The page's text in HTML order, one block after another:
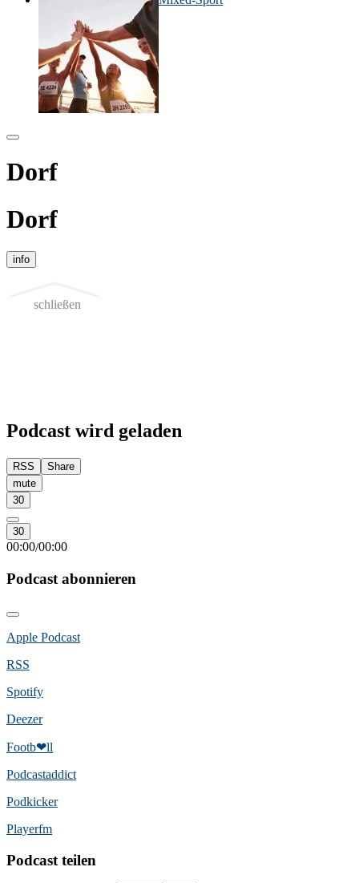
Dorf
Dorf
info
schließen
Podcast wird geladen
RSS
Share
mute
30
30
00:00/00:00
Podcast abonnieren
Apple Podcast
RSS
Spotify
Deezer
Footb❤ll
Podcast­addict
Podkicker
Playerfm
Podcast teilen